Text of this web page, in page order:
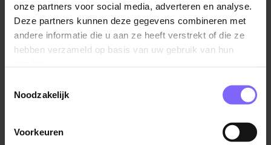
onze partners voor social media, adverteren en analyse.
Deze partners kunnen deze gegevens combineren met
andere informatie die u aan ze heeft verstrekt of die ze
hebben verzameld op basis van uw gebruik van hun
Noodzakelijk
Voorkeuren
Stimuleren van een proactieve werkwijze en
continu verbeteren van processen;
Toepassen van modellen en kwaliteitssystemen
zoals PDCA, Lean Six Sigma en 5S;
binnen het team;